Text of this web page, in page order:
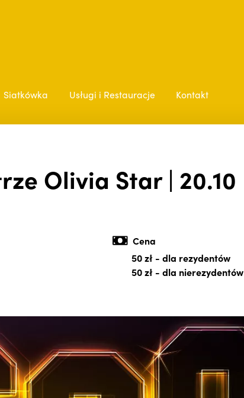
Siatkówka Usługi i Restauracje Kontakt
Olivia Star | 20.10
Cena
50 zł- dla rezydentów
50 zł- dla nierezydentów